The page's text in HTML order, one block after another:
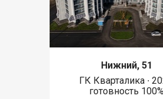
Нижний, 51
ГК Кварталика ∙
готовность 100%